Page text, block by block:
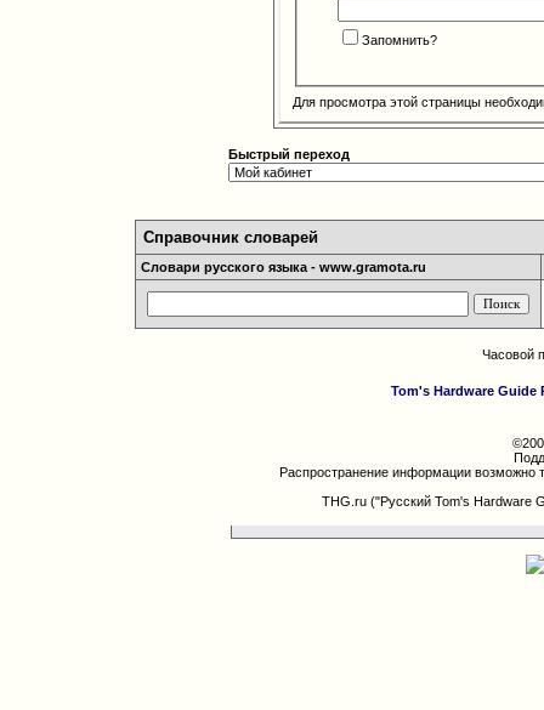
Запомнить?
Для просмотра этой страницы
Быстрый переход
Справочник словарей
Словари русского языка - www.gramota.ru
Часовой
Tom's Hardware Guide
Распространение информации возможно
THG.ru ("Русский Tom's Hardware